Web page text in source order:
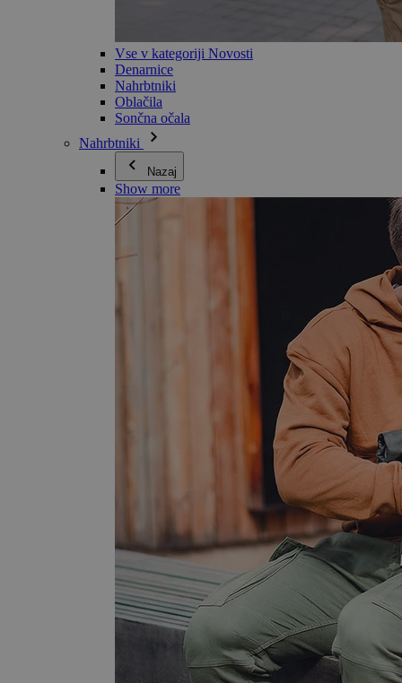
Vse v kategoriji Novosti
Denarnice
Nahrbtniki
Oblačila
Sončna očala
Nahrbtniki
Nazaj
Show more